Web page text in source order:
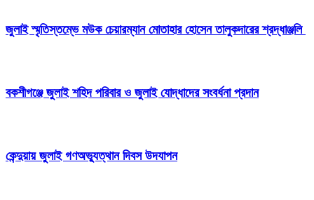
জুলাই স্মৃতিস্তম্ভে মউক চেয়ারম্যান মোতাহার হোসেন তালুকদারের শ্রদ্ধাঞ্জলি
বকশীগঞ্জে জুলাই শহিদ পরিবার ও জুলাই যোদ্ধাদের সংবর্ধনা প্রদান
কেন্দুয়ায় জুলাই গণঅভ্যুত্থান দিবস উদযাপন